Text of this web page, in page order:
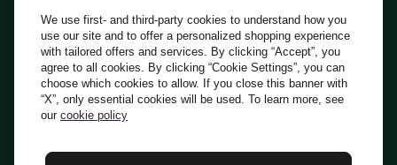
Scopri chi siamo
Domande frequenti
Lavora con noi
Diventa Shopper
Investitori
PrivacyCookiePreferenze Cookie
Termini e Condizioni
Italiano
We use first- and third-party cookies to understand how you
use our site and to offer a personalized shopping experience
with tailored offers and services. By clicking “Accept”, you
agree to all cookies. By clicking “Cookie Settings”, you can
choose which cookies to allow. If you close this banner with
“X”, only essential cookies will be used. To learn more, see
our cookie policy